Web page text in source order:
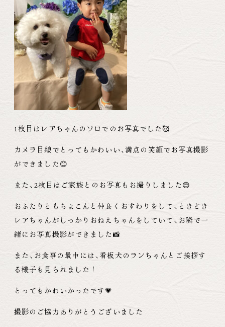
1枚目はレアちゃんのソロでのお写真でした🥰
カメラ目線でとってもかわいい、満点の笑顔でお写真撮影
ができました😊
また 、2枚目はご家族とのお写真もお撮りしました😊
おふたりともちょこんと仲良くおすわりをして 、ときどき
レアちゃんがしっかりおねえちゃんをしていて 、お隣で一
緒にお写真撮影ができました📸
また 、お食事の最中には 、看板犬のランちゃんとご挨拶す
る様子も見られました！
とってもかわいかったです💗
撮影のご協力ありがとうございました